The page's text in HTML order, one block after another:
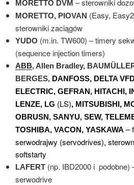
MORETTO DVM – sterowniki
MORETTO, PIOVAN (Easy,
sterowniki zaciągów
YUDO (m.in. TW600) – timery
(sequence injection timers)
ABB, Allen Bradley,
BERGES, DANFOSS, DELTA
ELECTRIC, GEFRAN, HITACHI,
LENZE, LG (LS), MITSUBISHI,
OBRUSN, SANYU, SEW,
TOSHIBA, VACON, YASKAWA –
serwodrajwy (servodrives),
softstarty
LAFERT (np. IBD2000 i podobne)
serwodrive